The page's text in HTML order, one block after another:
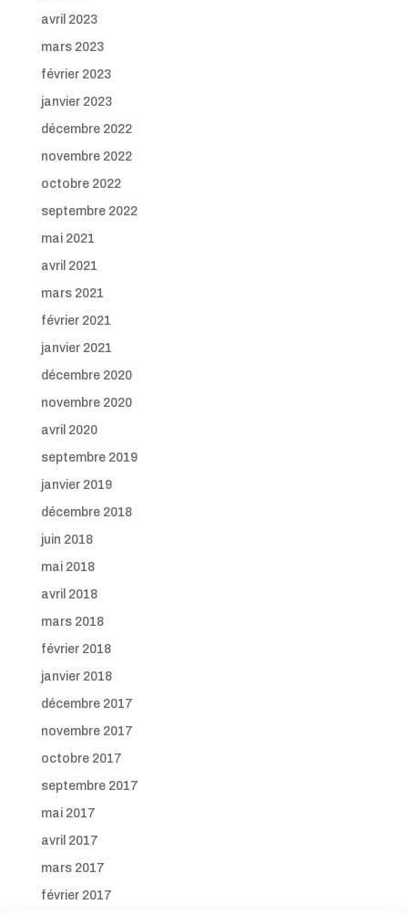
avril 2023
mars 2023
février 2023
janvier 2023
décembre 2022
novembre 2022
octobre 2022
septembre 2022
mai 2021
avril 2021
mars 2021
février 2021
janvier 2021
décembre 2020
novembre 2020
avril 2020
septembre 2019
janvier 2019
décembre 2018
juin 2018
mai 2018
avril 2018
mars 2018
février 2018
janvier 2018
décembre 2017
novembre 2017
octobre 2017
septembre 2017
mai 2017
avril 2017
mars 2017
février 2017